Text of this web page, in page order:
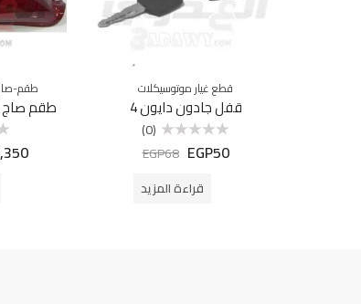
قطع غيار موتوسيكلات
قفل جادون دايون 4
التقييم
(0)
EGP50
EGP68
قراءة المزيد
طقم-
طقم صاج هوجن 3